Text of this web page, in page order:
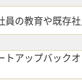
員の教育や既存
トアップバック